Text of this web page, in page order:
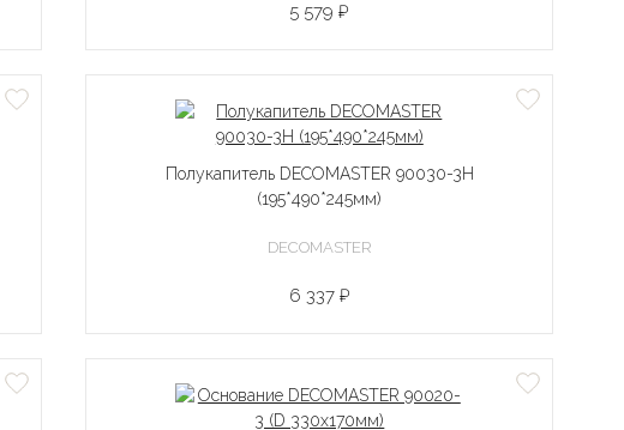
5 579 ₽
Полукапитель DECOMASTER 90030-3H
(195*490*245мм)
DECOMASTER
6 337 ₽